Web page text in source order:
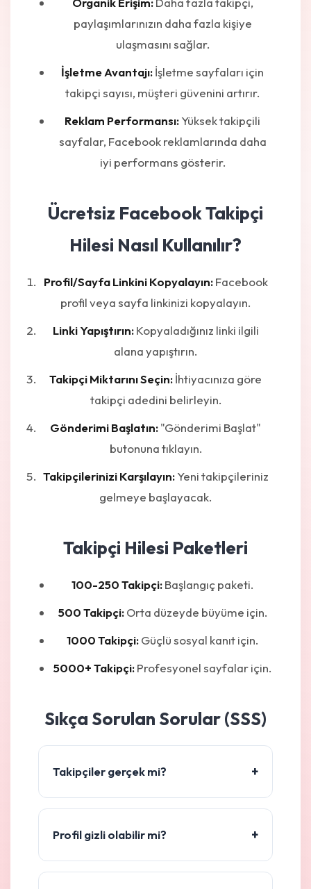
paylaşımlarınızın daha fazla kişiye
ulaşmasını sağlar.
İşletme Avantajı:İşletme sayfaları için
takipçi sayısı, müşteri güvenini artırır.
Reklam Performansı:Yüksek takipçili
sayfalar, Facebook reklamlarında daha
iyi performans gösterir.
Ücretsiz Facebook Takipçi
Hilesi Nasıl Kullanılır?
Profil/Sayfa Linkini Kopyalayın:Facebook
profil veya sayfa linkinizi kopyalayın.
Linki Yapıştırın:Kopyaladığınız linki ilgili
alana yapıştırın.
Takipçi Miktarını Seçin:İhtiyacınıza göre
takipçi adedini belirleyin.
Gönderimi Başlatın:"Gönderimi Başlat"
butonuna tıklayın.
Takipçilerinizi Karşılayın:Yeni takipçileriniz
gelmeye başlayacak.
Takipçi Hilesi Paketleri
100-250 Takipçi:Başlangıç paketi.
500 Takipçi:Orta düzeyde büyüme için.
1000 Takipçi:Güçlü sosyal kanıt için.
5000+ Takipçi:Profesyonel sayfalar için.
Sıkça Sorulan Sorular (SSS)
Takipçiler gerçek mi? +
Profil gizli olabilir mi? +